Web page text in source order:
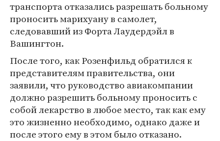
транспорта отказались разрешать больному
проносить марихуану в самолет,
следовавший из Форта Лаудердэйл в
Вашингтон.
После того, как Розенфильд обратился к
представителям правительства, они
заявили, что руководство авиакомпании
должно разрешить больному проносить с
собой лекарство в любое место, так как ему
это жизненно необходимо, однако даже и
после этого ему в этом было отказано.